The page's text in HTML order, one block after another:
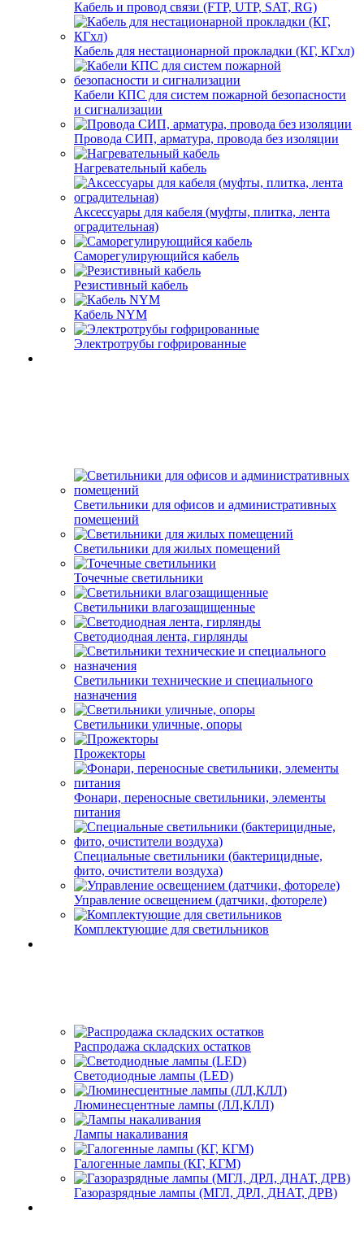
Кабель и провод связи (FTP, UTP, SAT, RG)
Кабель для нестационарной прокладки (КГ, КГхл)
Кабели КПС для систем пожарной безопасности
и сигнализации
Провода СИП, арматура, провода без изоляции
Нагревательный кабель
Аксессуары для кабеля (муфты, плитка, лента
оградительная)
Саморегулирующийся кабель
Резистивный кабель
Кабель NYM
Электротрубы гофрированные
Светильники для офисов и административных
помещений
Светильники для жилых помещений
Точечные светильники
Светильники влагозащищенные
Светодиодная лента, гирлянды
Светильники технические и специального
назначения
Светильники уличные, опоры
Прожекторы
Фонари, переносные светильники, элементы
питания
Специальные светильники (бактерицидные,
фито, очистители воздуха)
Управление освещением (датчики, фотореле)
Комплектующие для светильников
Распродажа складских остатков
Светодиодные лампы (LED)
Люминесцентные лампы (ЛЛ,КЛЛ)
Лампы накаливания
Галогенные лампы (КГ, КГМ)
Газоразрядные лампы (МГЛ, ДРЛ, ДНАТ, ДРВ)